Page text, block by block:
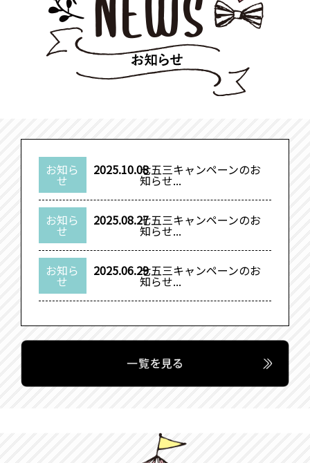
お知ら
せ
2025.10.08七五三キャンペーンのお
知らせ...
お知ら
せ
2025.08.27七五三キャンペーンのお
知らせ...
お知ら
せ
2025.06.29七五三キャンペーンのお
知らせ...